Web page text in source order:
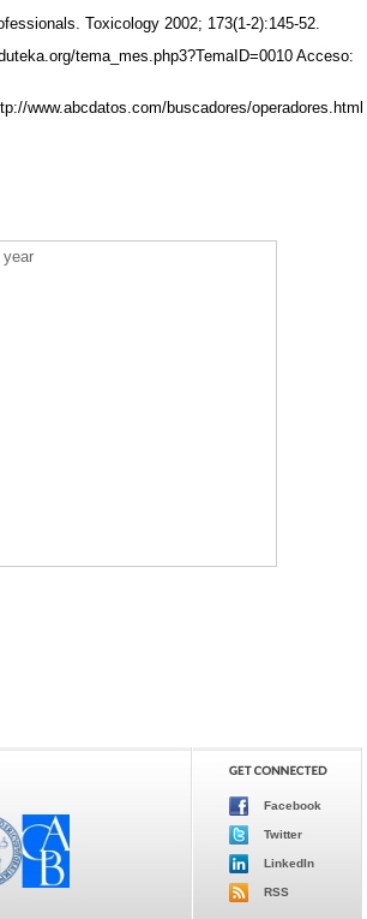
Toxicology 2002; 173(1-2):145-52.
tema_mes.php3?TemaID=0010 Acceso:
www.abcdatos.com/buscadores/operadores.html
year
Facebook
Twitter
LinkedIn
RSS